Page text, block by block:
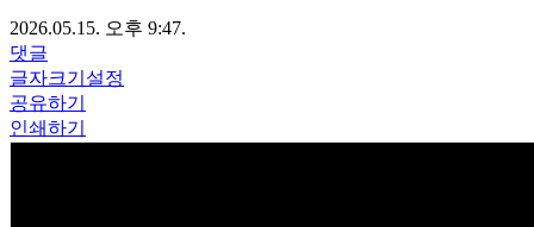
2026.05.15. 오후 9:47.
댓글
글자크기설정
공유하기
인쇄하기